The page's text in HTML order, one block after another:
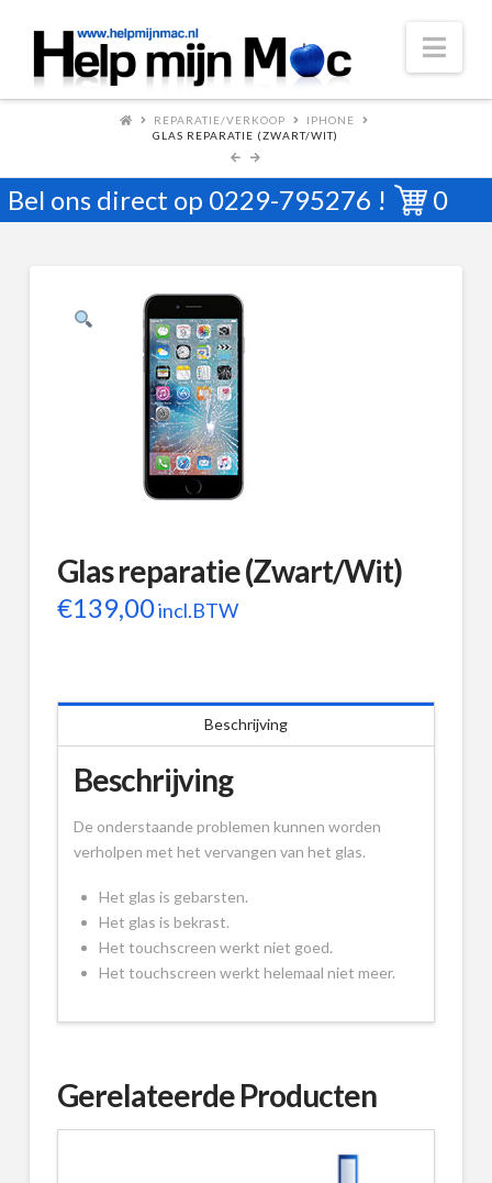
REPARATIE/VERKOOP
IPHONE
GLAS REPARATIE (ZWART/WIT)
Bel ons direct op 0229-795276 ! 0
Glas reparatie (Zwart/Wit)
€139,00incl.BTW
Beschrijving
Beschrijving
De onderstaande problemen kunnen worden
verholpen met het vervangen van het glas.
Het glas is gebarsten.
Het glas is bekrast.
Het touchscreen werkt niet goed.
Het touchscreen werkt helemaal niet meer.
Gerelateerde Producten